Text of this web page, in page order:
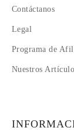
Contáctanos
Legal
Programa de
Nuestros